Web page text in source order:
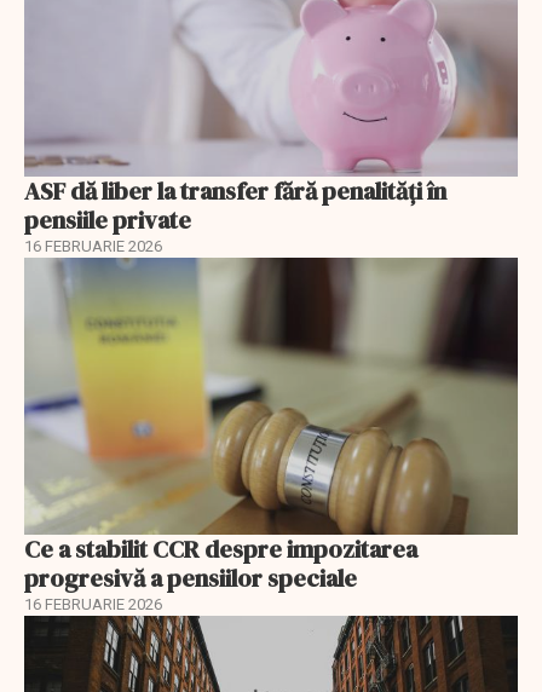
ASF dă liber la transfer fără penalități în
pensiile private
16 FEBRUARIE 2026
Ce a stabilit CCR despre impozitarea
progresivă a pensiilor speciale
16 FEBRUARIE 2026